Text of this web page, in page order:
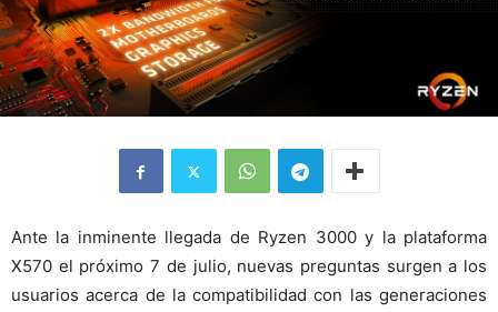
Ante la inminente llegada de Ryzen 3000 y la plataforma
X570 el próximo 7 de julio, nuevas preguntas surgen a los
usuarios acerca de la compatibilidad con las generaciones